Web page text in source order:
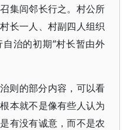
集闾邻长行之。村公所
长一人、村副四人组织
治的初期“村长暂由外
则的部分内容，可以看
本就不是像有些人认为
有没有诚意，而不是农